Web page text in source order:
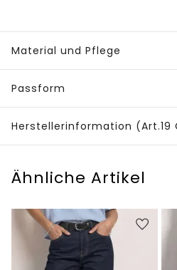
Material und Pflege
Passform
Herstellerinformation (Art.19
Ähnliche Artikel